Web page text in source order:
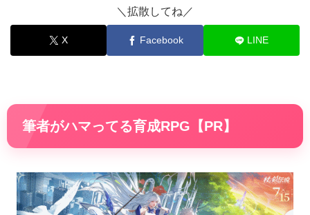
＼拡散してね／
X Facebook LINE
筆者がハマってる育成RPG【PR】